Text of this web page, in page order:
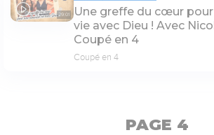
29:01
Une greffe du cœur
vie avec Dieu ! Avec
Coupé en 4
Coupé en 4
PAGE 4